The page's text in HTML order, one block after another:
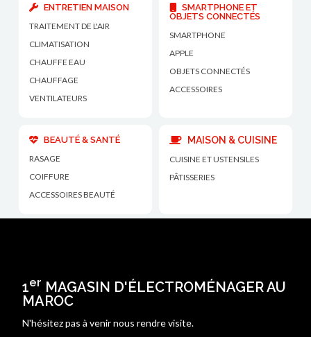
ENTRETIEN MAISON
TRAITEMENT DE L'AIR
CLIMATISATION
CHAUFFE EAU
CHAUFFAGE
VENTILATEURS
SMARTPHONE ET
OBJETS CONNECTÉS
SMARTPHONE
APPLE
OBJETS CONNECTÉS
ACCESSOIRES
BEAUTÉ & SANTÉ
RASAGE
COIFFURE
ACCESSOIRES BEAUTÉ
MAISON & CUISINE
CUISINE ET USTENSILES
PÂTISSERIES
1er MAGASIN D'ÉLECTROMÉNAGER AU
MAROC
N'hésitez pas à venir nous rendre visite.